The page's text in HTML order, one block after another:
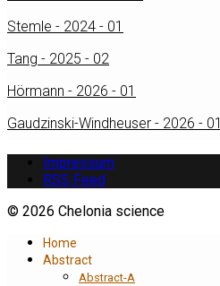
Stemle - 2024 - 01
Tang - 2025 - 02
Hörmann - 2026 - 01
Gaudzinski-Windheuser - 2026 - 01
Impressum
RSS Feed
© 2026 Chelonia science
Home
Abstract
Abstract-A